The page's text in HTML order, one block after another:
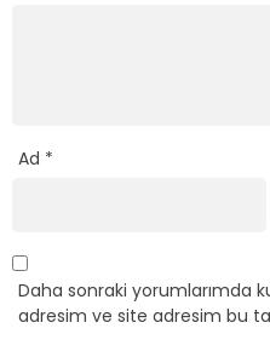
Ad *
Daha sonraki yorumlarımda
adresim ve site adresim bu